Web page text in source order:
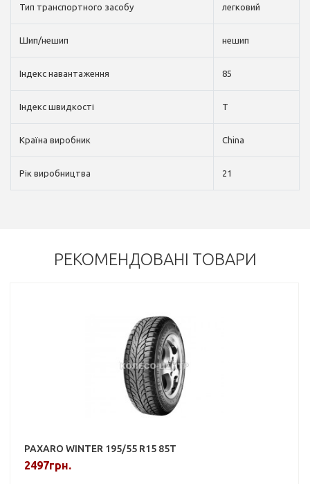
Тип транспортного засобу легковий
Шип/нешип нешип
Індекс навантаження 85
Індекс швидкості T
Країна виробник China
Рік виробництва 21
РЕКОМЕНДОВАНІ ТОВАРИ
PAXARO WINTER 195/55 R15 85T
2497грн.